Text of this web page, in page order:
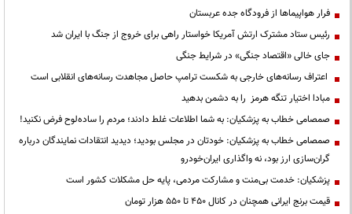
فرار هواپیماها از فرودگاه جده عربستان
رئیس ستاد مشترک ارتش آمریکا خواستار راهی برای خروج از جنگ با ایران شد
جای خالی «اقتصاد جنگی» در شرایط جنگی
اعتراف رسانه‌های خارجی به شکست ترامپ حاصل مجاهدت رسانه‌های انقلابی است
مبادا اختیار تنگه هرمز را به دشمن بدهید
صمصامی خطاب به پزشکیان: به شما اطلاعات غلط دادند؛ مردم را ساده‌لوح فرض نکنید!
صمصامی خطاب به پزشکیان: خودتان در مجلس بودید؛ دیدید انتقادات نمایندگان درباره
گران‌سازی ارز بود، نه واگذاری ایران‌خودرو
پزشکیان: خدمت بی‌منت و مشارکت مردمی، پایه حل مشکلات کشور است
قیمت‌ برنج ایرانی همچنان در کانال ۴۵۰ تا ۵۵۰ هزار تومان